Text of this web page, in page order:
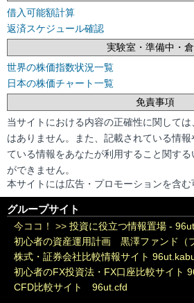
借入可能額計算
返済スケジュール確認
実験室・準備中・
世界の株価指数状況一覧
日本の株価チャート一覧
免責事項
当サイトにおける内容の正確性に関して
はありません。また、記載されている情
ている情報をあなたが利用すること関す
ができません。
本サイトには広告・プロモーションを含む
グループサイト
今ココ！ >> 投資に役立つ情報置場 -
初心者の資産運用計画 黒澤ファンド（
株式・証券会社比較情報サイト
初心者のFX投資法・FX口座比較サイト
CFD比較サイト 96ut.cfd